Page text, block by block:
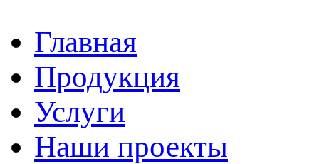
Главная
Продукция
Услуги
Наши проекты